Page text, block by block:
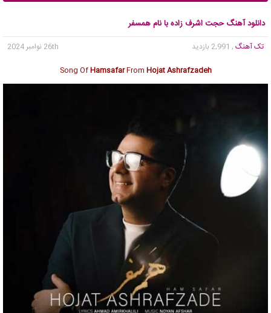
دانلود آهنگ حجت اشرف زاده با نام همسفر
تک آهنگ , 2,991 بازدید
26th نوامبر 2024
Song OfHamsafarFrom Hojat Ashrafzadeh